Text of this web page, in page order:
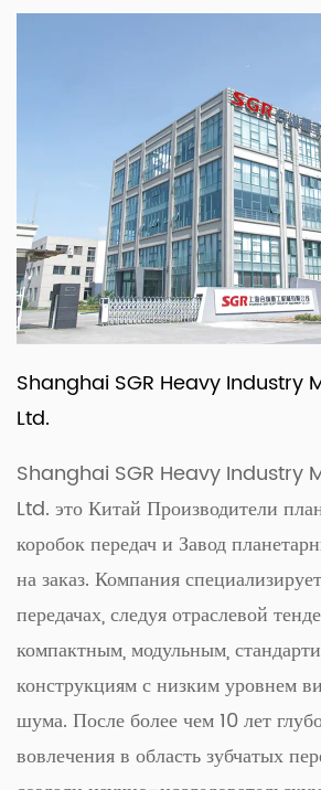
Shanghai SGR Heavy Industry
Ltd.
Shanghai SGR Heavy Industry
Ltd. этоКитай Производители
коробок передачи Завод
на заказ. Компания
передачах, следуя отраслевой
компактным, модульным,
конструкциям с низким уровнем
шума. После более чем 10 лет
вовлечения в область зубчатых